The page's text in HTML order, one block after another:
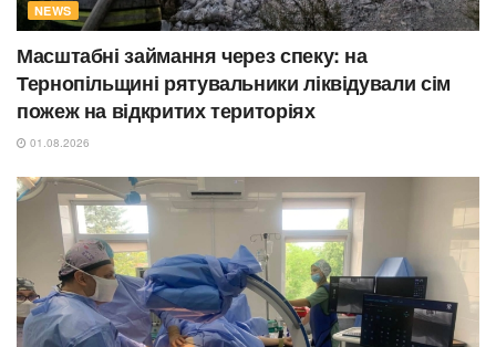
NEWS
Масштабні займання через спеку: на
Тернопільщині рятувальники ліквідували сім
пожеж на відкритих територіях
01.08.2026